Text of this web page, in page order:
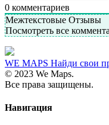
0 комментариев
Межтекстовые Отзывы
Посмотреть все
WE MAPS Найди свои
© 2023 We Maps.
Все права защищены.
Навигация